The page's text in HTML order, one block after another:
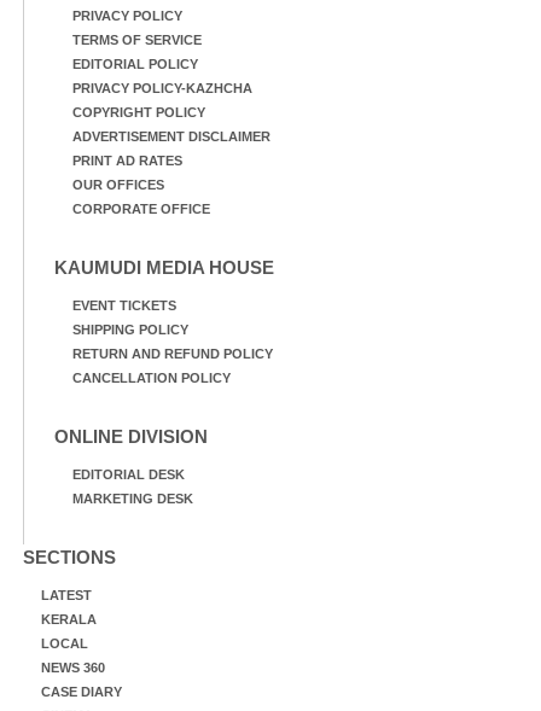
PRIVACY POLICY
TERMS OF SERVICE
EDITORIAL POLICY
PRIVACY POLICY-KAZHCHA
COPYRIGHT POLICY
ADVERTISEMENT DISCLAIMER
PRINT AD RATES
OUR OFFICES
CORPORATE OFFICE
KAUMUDI MEDIA HOUSE
EVENT TICKETS
SHIPPING POLICY
RETURN AND REFUND POLICY
CANCELLATION POLICY
ONLINE DIVISION
EDITORIAL DESK
MARKETING DESK
SECTIONS
LATEST
KERALA
LOCAL
NEWS 360
CASE DIARY